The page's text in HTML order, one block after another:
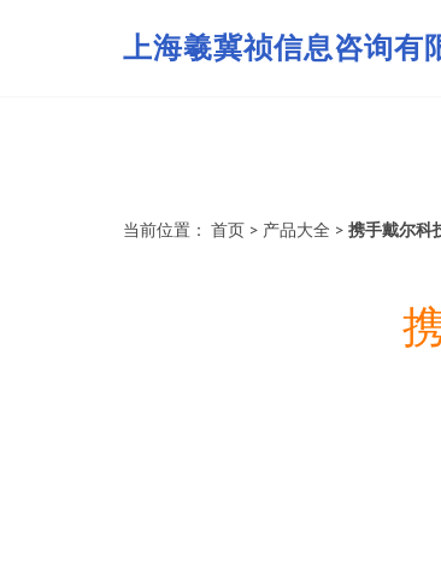
上海羲冀祯信息咨询有
当前位置： 首页 > 产品大全 > 携手戴尔科